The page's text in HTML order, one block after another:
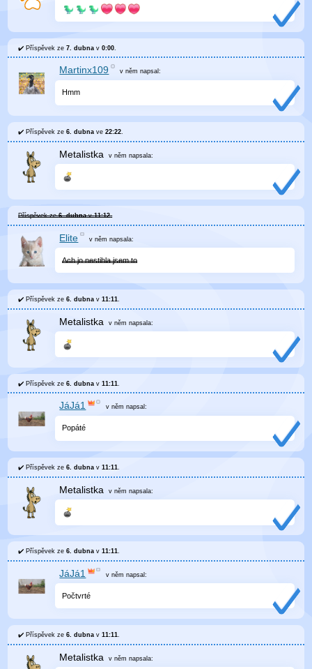
Příspěvek ze7. dubna v0:00
Martinx109 v němnapsal:
Hmm
Příspěvek ze6. dubna ve22:22
Metalistka v něm napsala:
Příspěvek ze6. dubnav11:12.
Elite v němnapsala:
Ach jo nestihla jsem to
Příspěvek ze6. dubna v11:11.
Metalistka v něm napsala:
Příspěvek ze6. dubna v11:11
JáJá1 v něm napsal:
Popáté
Příspěvek ze6. dubna v11:11
Metalistka v něm napsala:
Příspěvek ze6. dubna v11:11.
JáJá1 v něm napsal:
Počtvrté
Příspěvek ze6. dubna v11:11.
Metalistka v něm napsala: